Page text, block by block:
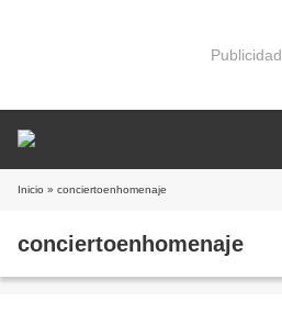
Publicidad
Inicio » conciertoenhomenaje
conciertoenhomenaje